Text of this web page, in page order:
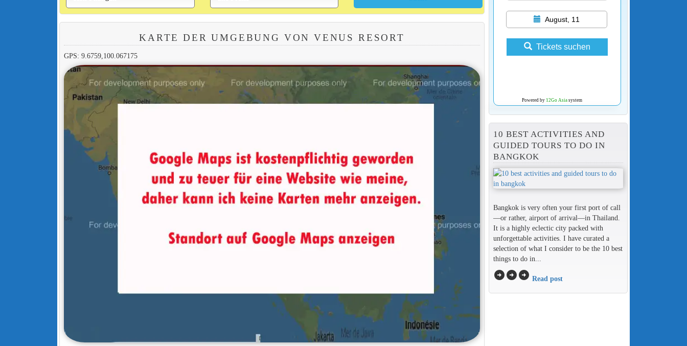
KARTE DER UMGEBUNG VON VENUS RESORT
GPS: 9.6759,100.067175
August, 11
Tickets suchen
Powered by 12Go Asiasystem
10 BEST ACTIVITIES AND
GUIDED TOURS TO DO IN
BANGKOK
Bangkok is very often your first port of call
—or rather, airport of arrival—in Thailand.
It is a highly eclectic city packed with
unforgettable activities. I have curated a
selection of what I consider to be the 10 best
things to do in...
arrow_circle_rightarrow_circle_rightarrow_circle_right Read post